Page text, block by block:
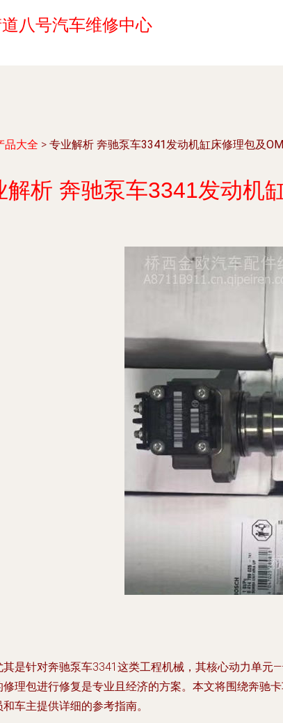
八号汽车维修中心
品大全 > 专业解析 奔驰泵车3341发动机缸床修理包及
解析 奔驰泵车3341发动机
是针对奔驰泵车3341这类工程机械，其核心动力单
理包进行修复是专业且经济的方案。本文将围绕奔驰
车主提供详细的参考指南。